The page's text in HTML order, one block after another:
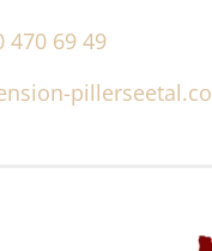
470 69 49
pillerseetal.co